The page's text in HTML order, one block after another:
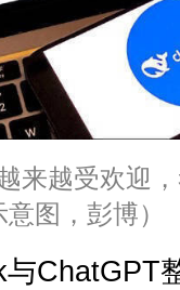
来越受欢迎
意图，彭博）
ChatGPT